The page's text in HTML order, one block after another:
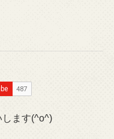
します(^o^)